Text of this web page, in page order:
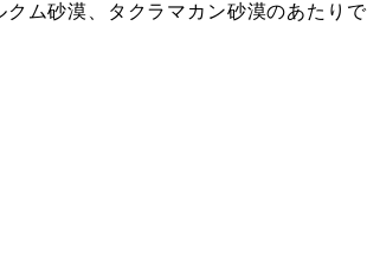
ム砂漠、タクラマカン砂漠のあたりで